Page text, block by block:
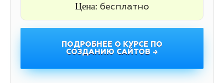
Цена: бесплатно
ПОДРОБНЕЕ О КУРСЕ ПО
СОЗДАНИЮ САЙТОВ →